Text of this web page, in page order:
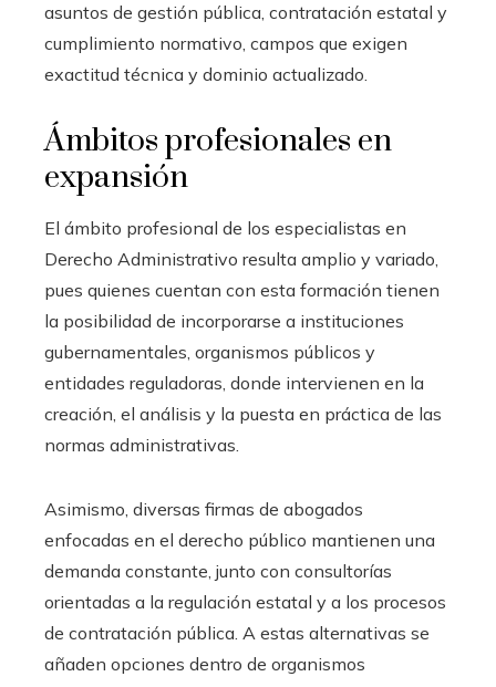
asuntos de gestión pública, contratación estatal y
cumplimiento normativo, campos que exigen
exactitud técnica y dominio actualizado.
Ámbitos profesionales en
expansión
El ámbito profesional de los especialistas en
Derecho Administrativo resulta amplio y variado,
pues quienes cuentan con esta formación tienen
la posibilidad de incorporarse a instituciones
gubernamentales, organismos públicos y
entidades reguladoras, donde intervienen en la
creación, el análisis y la puesta en práctica de las
normas administrativas.
Asimismo, diversas firmas de abogados
enfocadas en el derecho público mantienen una
demanda constante, junto con consultorías
orientadas a la regulación estatal y a los procesos
de contratación pública. A estas alternativas se
añaden opciones dentro de organismos